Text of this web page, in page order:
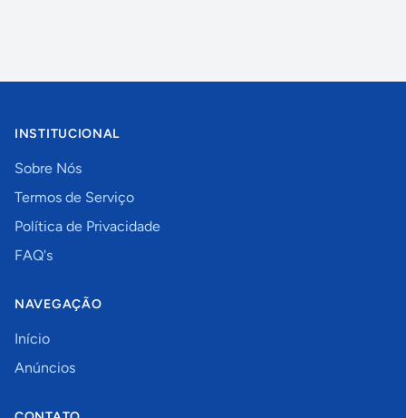
INSTITUCIONAL
Sobre Nós
Termos de Serviço
Política de Privacidade
FAQ's
NAVEGAÇÃO
Início
Anúncios